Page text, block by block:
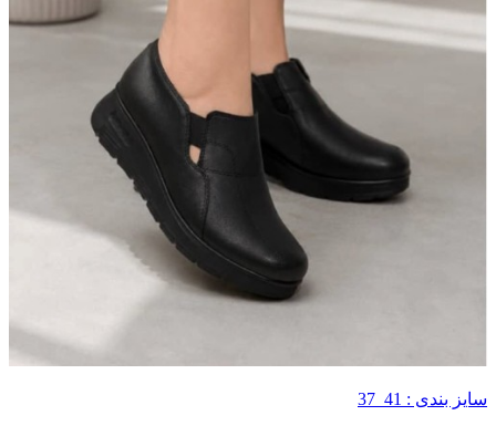
سایز بندی : 41_37